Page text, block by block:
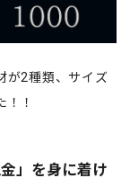
が2種類、サイズ
！
」を身に着け